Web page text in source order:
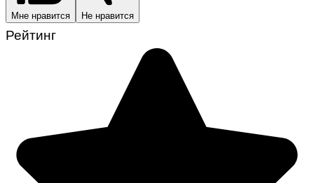
Мне нравится Не нравится
Рейтинг